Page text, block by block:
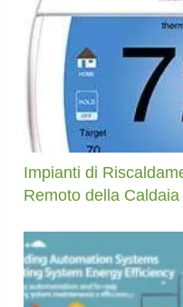
Impianti di
Remoto della